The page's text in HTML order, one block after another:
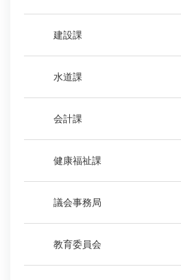
建設課
水道課
会計課
健康福祉課
議会事務局
教育委員会